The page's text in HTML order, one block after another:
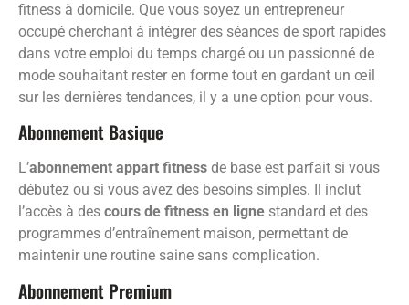
fitness à domicile. Que vous soyez un entrepreneur
occupé cherchant à intégrer des séances de sport rapides
dans votre emploi du temps chargé ou un passionné de
mode souhaitant rester en forme tout en gardant un œil
sur les dernières tendances, il y a une option pour vous.
Abonnement Basique
L’abonnement appart fitness de base est parfait si vous
débutez ou si vous avez des besoins simples. Il inclut
l’accès à des cours de fitness en ligne standard et des
programmes d’entraînement maison, permettant de
maintenir une routine saine sans complication.
Abonnement Premium